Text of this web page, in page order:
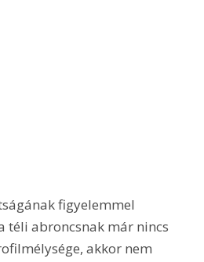
téli abroncsnak már nincs
akkor nem